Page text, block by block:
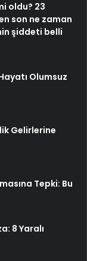
oldu? 23
son ne zaman
şiddeti belli
Olumsuz
Gelirlerine
Tepki: Bu
8 Yaralı